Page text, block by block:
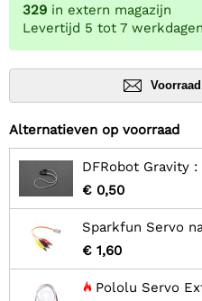
329 in extern magazijn
Levertijd 5 tot 7 werkdagen
Alternatieven op voorraad
€ 0,50
€ 1,60
Pololu Servo